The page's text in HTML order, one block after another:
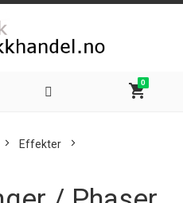
shopping_cart
0
Effekter